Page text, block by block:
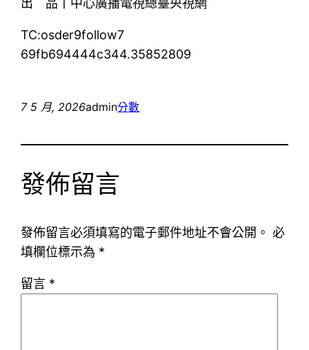
出 品丨中心廣播電視總臺央視網
TC:osder9follow7
69fb694444c344.35852809
7 5 月, 2026admin分數
發佈留言
發佈留言必須填寫的電子郵件地址不會公開。 必
填欄位標示為 *
留言 *